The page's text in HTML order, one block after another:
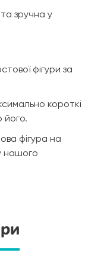
та зручна у
фігури за
короткі
його.
фігура на
нашого